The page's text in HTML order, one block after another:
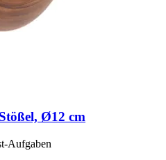
Ø12 cm
​Aufgaben